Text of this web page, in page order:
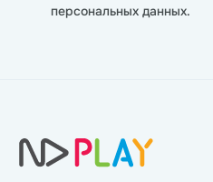
персональных данных.